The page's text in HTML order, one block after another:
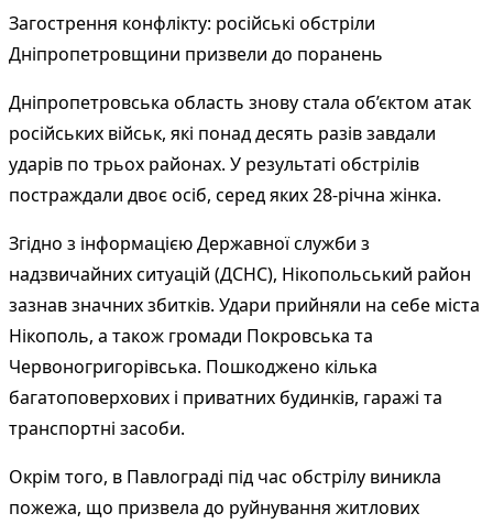
Загострення конфлікту: російські обстріли
Дніпропетровщини призвели до поранень
Дніпропетровська область знову стала об’єктом атак
російських військ, які понад десять разів завдали
ударів по трьох районах. У результаті обстрілів
постраждали двоє осіб, серед яких 28-річна жінка.
Згідно з інформацією Державної служби з
надзвичайних ситуацій (ДСНС), Нікопольський район
зазнав значних збитків. Удари прийняли на себе міста
Нікополь, а також громади Покровська та
Червоногригорівська. Пошкоджено кілька
багатоповерхових і приватних будинків, гаражі та
транспортні засоби.
Окрім того, в Павлограді під час обстрілу виникла
пожежа, що призвела до руйнування житлових